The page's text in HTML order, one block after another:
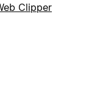
Clipper